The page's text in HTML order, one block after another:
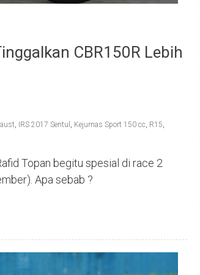
CBR150R Lebih
, IRS 2017 Sentul , Kejurnas Sport 150 cc, R15,
Topan begitu spesial di race 2
Apa sebab ?